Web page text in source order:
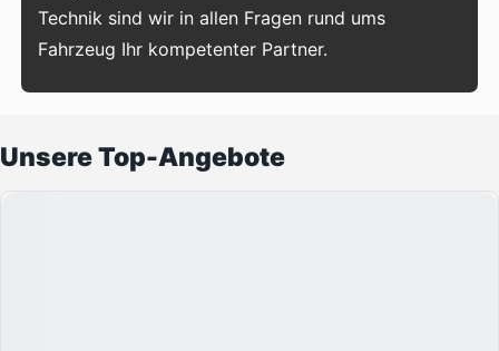
Technik sind wir in allen Fragen rund ums
Fahrzeug Ihr kompetenter Partner.
Unsere Top-Angebote